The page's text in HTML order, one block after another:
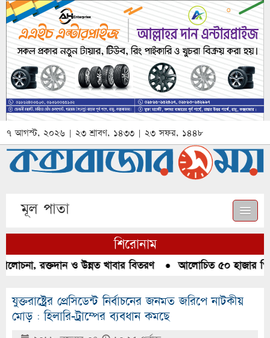
৭ আগস্ট, ২০২৬ | ২৩ শ্রাবণ, ১৪৩৩ | ২৩ সফর, ১৪৪৮
মূল পাতা
শিরোনাম
রক্তদান ও উন্নত খাবার বিতরণ●আলোচিত ৫০ হাজার পিস
যুক্তরাষ্ট্রের প্রেসিডেন্ট নির্বাচনের জনমত জরিপে নাটকীয়
মোড় : হিলারি-ট্রাম্পের ব্যবধান কমছে